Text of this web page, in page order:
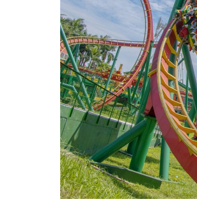
2023金鐘獎
183+
2024立委選戰
13+
福建林公信俗文
化專區
藝文
1887+
熱門